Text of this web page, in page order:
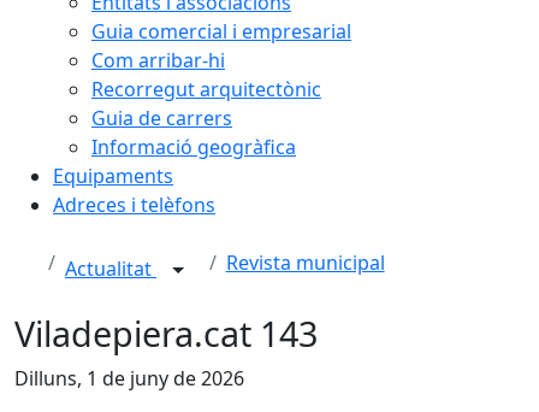
Guia comercial i empresarial
Com arribar-hi
Recorregut arquitectònic
Guia de carrers
Informació geogràfica
Equipaments
Adreces i telèfons
Actualitat Revista municipal
Viladepiera.cat 143
Dilluns, 1 de juny de 2026